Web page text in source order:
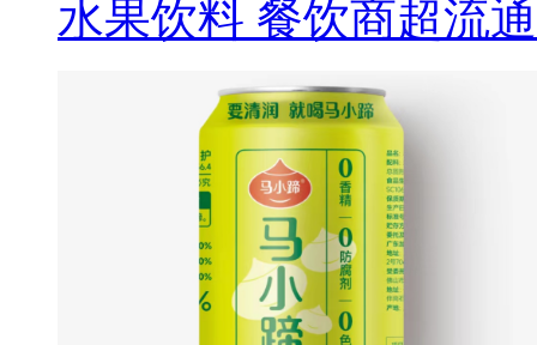
水果饮料 餐饮商超流通